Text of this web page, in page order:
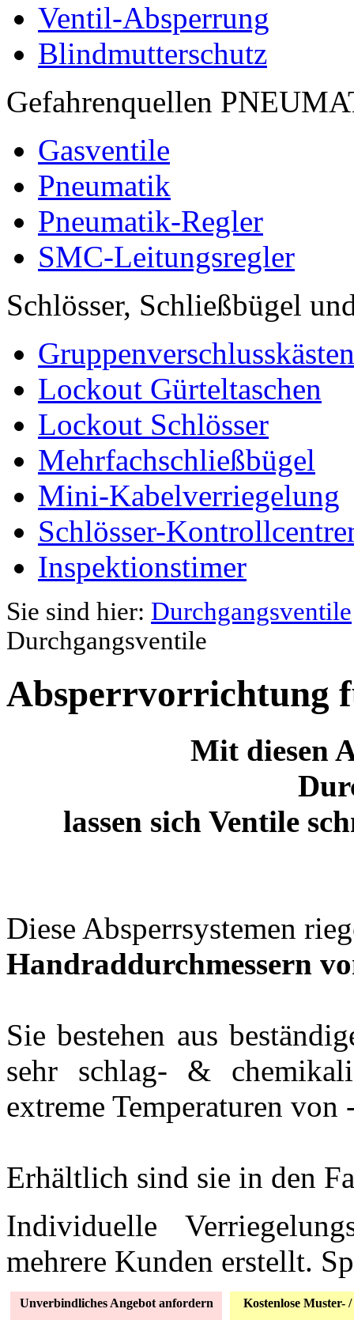
Ventil-Absperrung
Blindmutterschutz
Gefahrenquellen
Gasventile
Pneumatik
Pneumatik-Regler
SMC-Leitungsregler
Schlösser, Schließbügel
Gruppenverschlusskästen
Lockout Gürteltaschen
Lockout Schlösser
Mehrfachschließbügel
Mini-Kabelverriegelung
Schlösser-
Inspektionstimer
Sie sind hier: Durchgangsventile
Durchgangsventile
Absperrvorrichtung
Mit diesen
lassen sich Ventile
Diese Absperrsystemen
Handraddurchmessern
Sie bestehen aus
sehr schlag- &
extreme Temperaturen von
Erhältlich sind sie in den
Individuelle
mehrere Kunden erstellt.
Unverbindliches Angebot anfordern Kostenlose Muster-